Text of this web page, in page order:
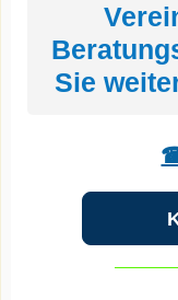
Sie